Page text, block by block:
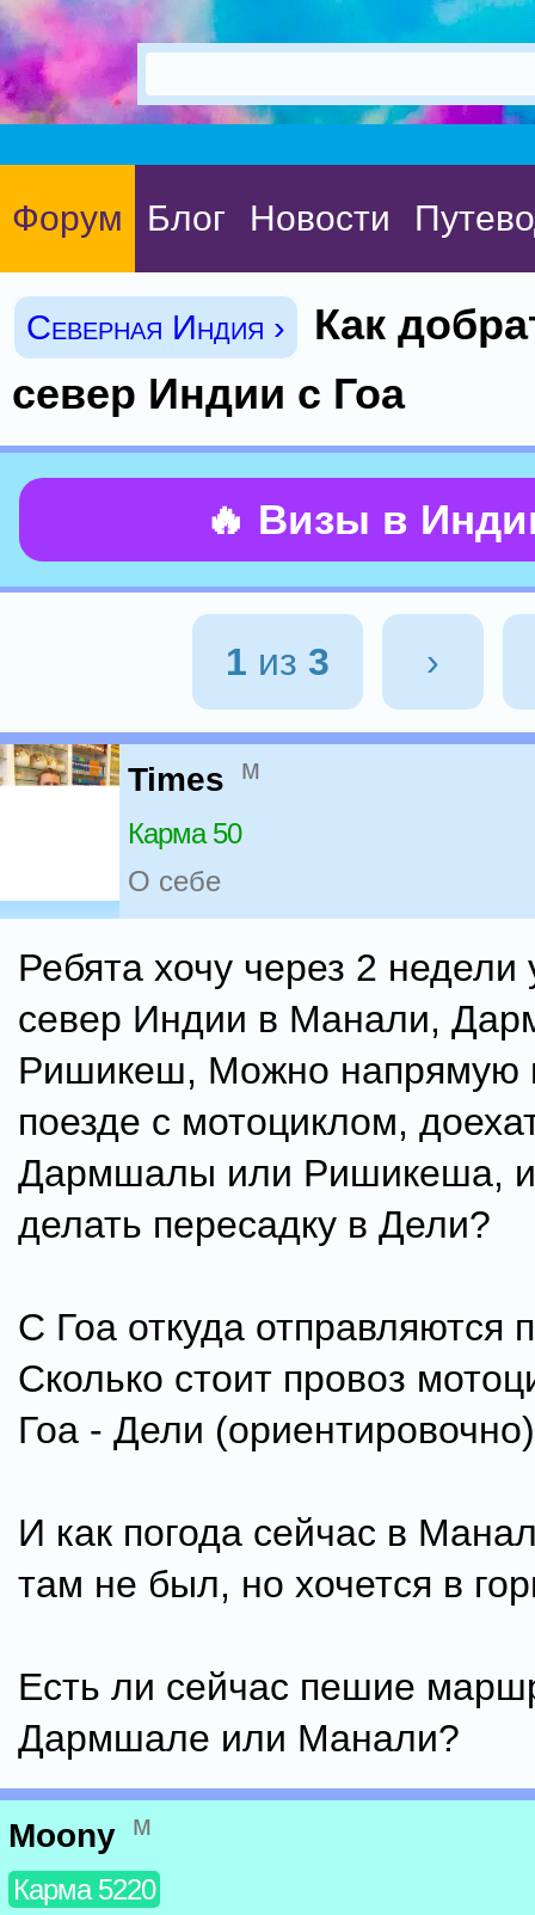
Форум Блог Новости
Северная Индия ›
Как
север Индии с Гоа
🔥 Визы в
1 из 3 ›
Times м
Карма 50
О себе
Ребята хочу через 2 недели
север Индии в Манали,
Ришикеш, Можно напрямую
поезде с мотоциклом,
Дармшалы или Ришикеша,
делать пересадку в Дели?
С Гоа откуда отправляются
Сколько стоит провоз
Гоа - Дели (ориентировочно)
И как погода сейчас в
там не был, но хочется в
Есть ли сейчас пешие
Дармшале или Манали?
Moony м
Карма 5220